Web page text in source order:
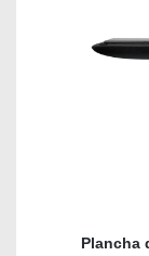
Plancha